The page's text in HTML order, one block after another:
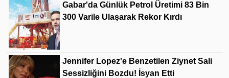
Gabar'da Günlük Petrol Üretimi 83 Bin
300 Varile Ulaşarak Rekor Kırdı
Jennifer Lopez'e Benzetilen Ziynet Sali
Sessizliğini Bozdu! İsyan Etti